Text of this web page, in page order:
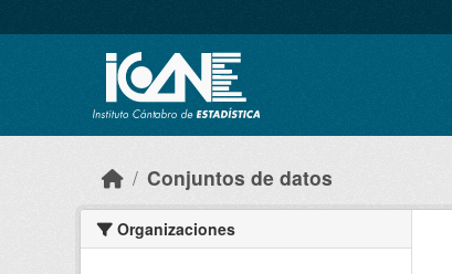
Conjuntos de datos
Organizaciones